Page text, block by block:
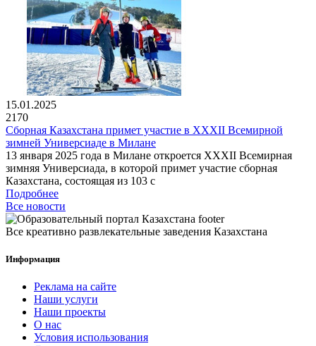
15.01.2025
2170
Сборная Казахстана примет участие в XXXII Всемирной
зимней Универсиаде в Милане
13 января 2025 года в Милане откроется XXXII Всемирная
зимняя Универсиада, в которой примет участие сборная
Казахстана, состоящая из 103 с
Подробнее
Все новости
Все креативно развлекательные заведения Казахстана
Информация
Реклама на сайте
Наши услуги
Наши проекты
О нас
Условия использования